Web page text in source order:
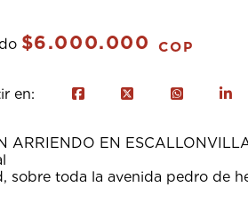
$6.000.000 COP
en:
ARRIENDO EN
300 m2,
sobre toda la avenida pedro de